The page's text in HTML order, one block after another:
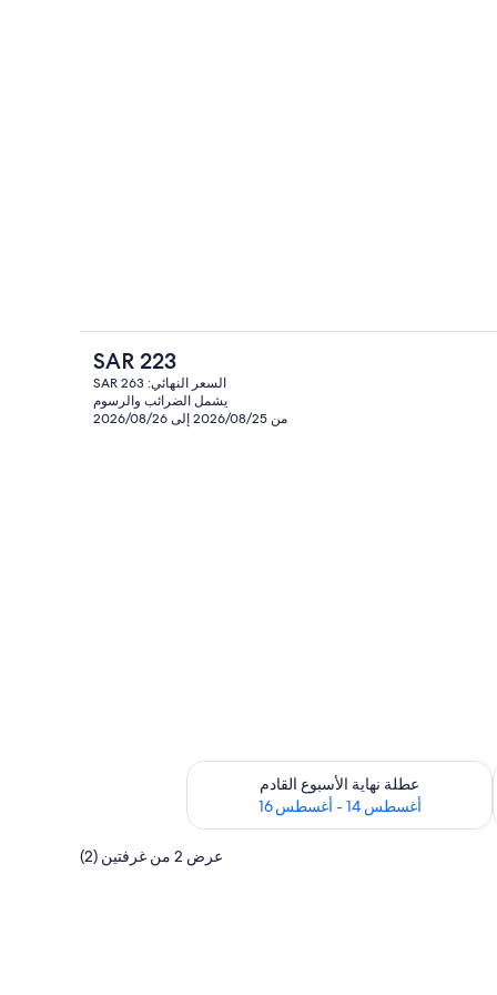
حمّام سباحة خارجي، مظلات على حمّام
السعر
الحالي
هو
SAR
SAR 223
السعر النهائي: SAR 263
يشمل الضرائب والرسوم
من 2026/08/25 إلى 2026/08/26
أغسطس 7 - أغسطس 9
عطلة نهاية الأسبوع القادم
أغسطس 14 - أغسطس 16
تحقق من مدى التوفر لعطلة نهاية الأسبوع القادم للفترة أغسطس 14 - أغسطس 16
عرض 2 من غرفتين (2)